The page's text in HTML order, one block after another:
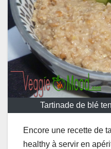
Tartinade de blé
Encore une recette de
healthy à servir en